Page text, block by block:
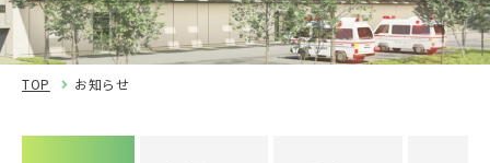
TOP お知らせ